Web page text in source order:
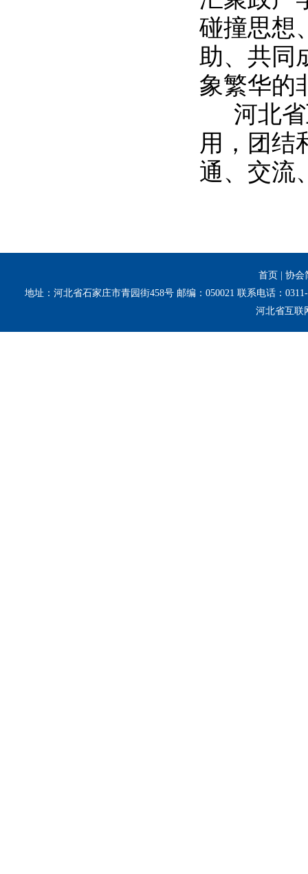
碰撞思想
助、共同
象繁华的
河北
用，团结
通、交流
首页
协会
地址：河北省石家庄市青园街458号 邮编：050021 联系电话：
河北省互联